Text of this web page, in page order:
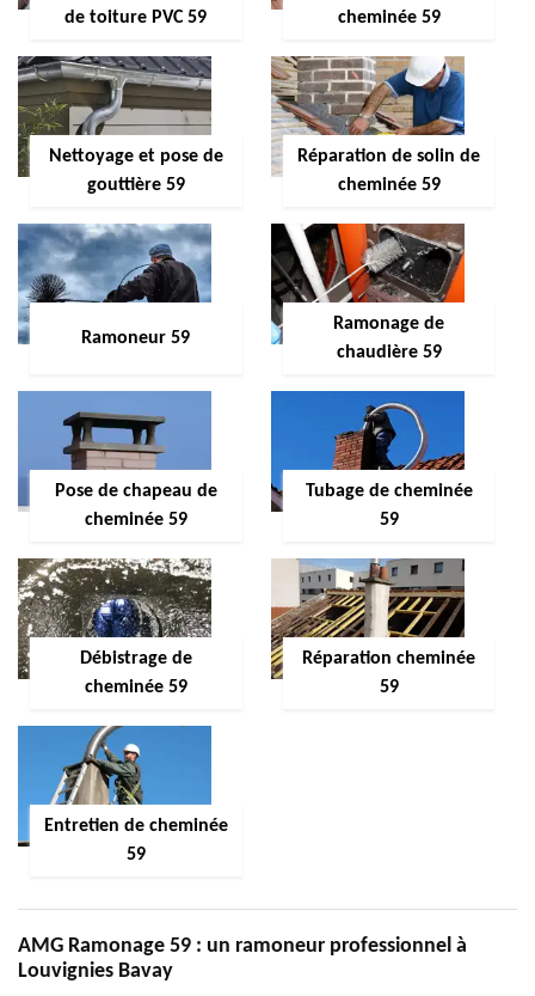
de toiture PVC 59
cheminée 59
Nettoyage et pose de
gouttière 59
Réparation de solin de
cheminée 59
Ramoneur 59
Ramonage de
chaudière 59
Pose de chapeau de
cheminée 59
Tubage de cheminée
59
Débistrage de
cheminée 59
Réparation cheminée
59
Entretien de cheminée
59
AMG Ramonage 59 : un ramoneur professionnel à
Louvignies Bavay